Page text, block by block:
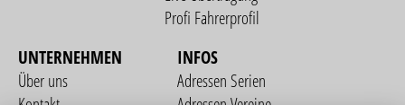
Profi Fahrerprofil
UNTERNEHMEN
Über uns
INFOS
Adressen Serien